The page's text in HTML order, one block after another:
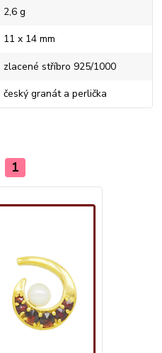
2,6 g
11 x 14 mm
zlacené stříbro 925/1000
český granát a perlička
1